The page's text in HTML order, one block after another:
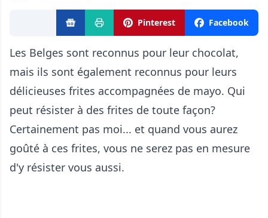
Pinterest Facebook
Les Belges sont reconnus pour leur chocolat,
mais ils sont également reconnus pour leurs
délicieuses frites accompagnées de mayo. Qui
peut résister à des frites de toute façon?
Certainement pas moi... et quand vous aurez
goûté à ces frites, vous ne serez pas en mesure
d'y résister vous aussi.